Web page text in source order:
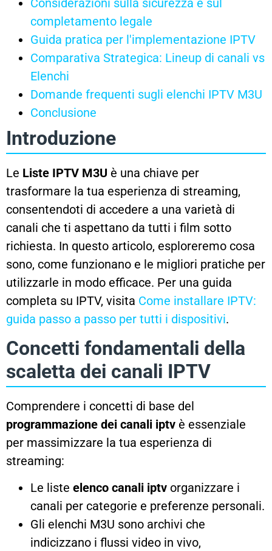
completamento legale
Guida pratica per l'implementazione IPTV
Comparativa Strategica: Lineup di canali vs
Elenchi
Domande frequenti sugli elenchi IPTV M3U
Conclusione
Introduzione
Le Liste IPTV M3U è una chiave per
trasformare la tua esperienza di streaming,
consentendoti di accedere a una varietà di
canali che ti aspettano da tutti i film sotto
richiesta. In questo articolo, esploreremo cosa
sono, come funzionano e le migliori pratiche per
utilizzarle in modo efficace. Per una guida
completa su IPTV, visita Come installare IPTV:
guida passo a passo per tutti i dispositivi.
Concetti fondamentali della
scaletta dei canali IPTV
Comprendere i concetti di base del
programmazione dei canali iptv è essenziale
per massimizzare la tua esperienza di
streaming:
Le liste elenco canali iptv organizzare i
canali per categorie e preferenze personali.
Gli elenchi M3U sono archivi che
indicizzano i flussi video in vivo,